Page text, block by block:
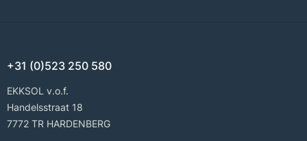
+31 (0)523 250 580
EKKSOL v.o.f.
Handelsstraat 18
7772 TR HARDENBERG